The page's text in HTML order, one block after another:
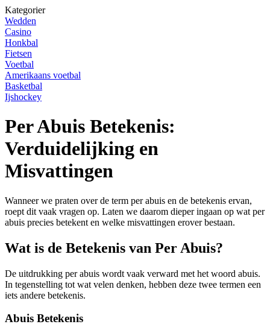
Kategorier
Wedden
Casino
Honkbal
Fietsen
Voetbal
Amerikaans voetbal
Basketbal
Ijshockey
Per Abuis Betekenis:
Verduidelijking en
Misvattingen
Wanneer we praten over de term per abuis en de betekenis ervan,
roept dit vaak vragen op. Laten we daarom dieper ingaan op wat per
abuis precies betekent en welke misvattingen erover bestaan.
Wat is de Betekenis van Per Abuis?
De uitdrukking per abuis wordt vaak verward met het woord abuis.
In tegenstelling tot wat velen denken, hebben deze twee termen een
iets andere betekenis.
Abuis Betekenis